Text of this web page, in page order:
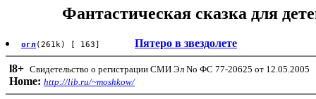
Фантастическая сказка для
огл (261k) [ 163] Пятеро в звездолете
l8+ Свидетельство о регистрации СМИ Эл No ФС 77-20625 от 12.05.2005
Home: http://lib.ru/~moshkow/